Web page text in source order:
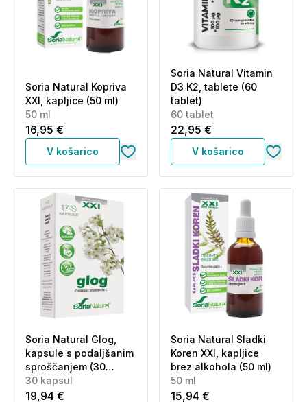
Soria Natural Kopriva
XXI, kapljice (50 ml)
50 ml
16,95 €
V košarico
Soria Natural Vitamin
D3 K2, tablete (60
tablet)
60 tablet
22,95 €
V košarico
Soria Natural Glog,
kapsule s podaljšanim
sproščanjem (30
kapsul)
30 kapsul
19,94 €
Soria Natural Sladki
Koren XXI, kapljice
brez alkohola (50 ml)
50 ml
15,94 €